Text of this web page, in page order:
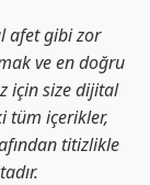
afet gibi zor
ve en doğru
için size dijital
tüm içerikler,
titizlikle